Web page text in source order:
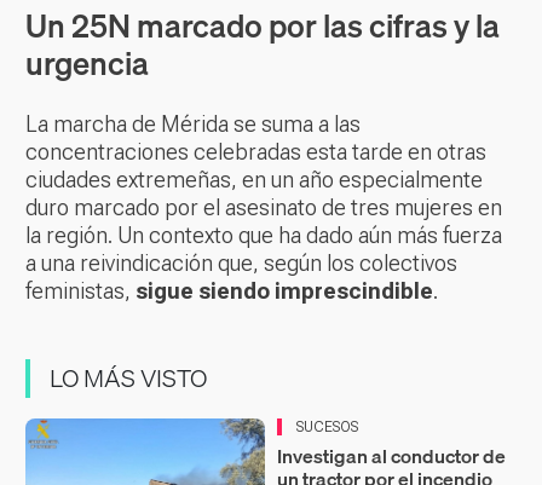
Un 25N marcado por las cifras y la
urgencia
La marcha de Mérida se suma a las
concentraciones celebradas esta tarde en otras
ciudades extremeñas, en un año especialmente
duro marcado por el asesinato de tres mujeres en
la región. Un contexto que ha dado aún más fuerza
a una reivindicación que, según los colectivos
feministas, sigue siendo imprescindible.
LO MÁS VISTO
SUCESOS
Investigan al conductor de